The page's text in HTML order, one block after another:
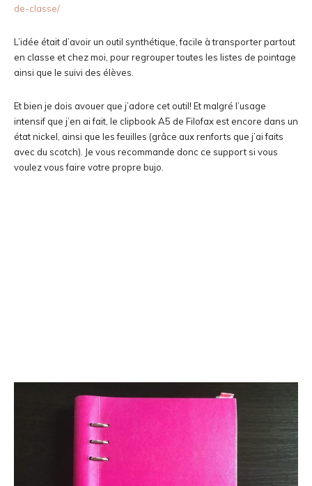
de-classe/
L’idée était d’avoir un outil synthétique, facile à transporter partout
en classe et chez moi, pour regrouper toutes les listes de pointage
ainsi que le suivi des élèves.
Et bien je dois avouer que j’adore cet outil! Et malgré l’usage
intensif que j’en ai fait, le clipbook A5 de Filofax est encore dans un
état nickel, ainsi que les feuilles (grâce aux renforts que j’ai faits
avec du scotch). Je vous recommande donc ce support si vous
voulez vous faire votre propre bujo.